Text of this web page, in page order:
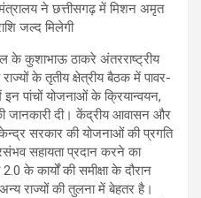
के कुशाभाऊ ठाकरे अंतरराष्ट्रीय
के तृतीय क्षेत्रीय बैठक में पावर-
पांचों योजनाओं के क्रियान्वयन,
जानकारी दी। केंद्रीय आवासन और
सरकार की योजनाओं की प्रगति
सहायता प्रदान करने का
के कार्यों की समीक्षा के दौरान
राज्यों की तुलना में बेहतर है।